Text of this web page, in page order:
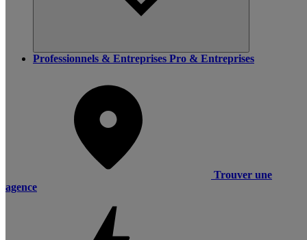
Professionnels & Entreprises Pro & Entreprises
Trouver une
agence